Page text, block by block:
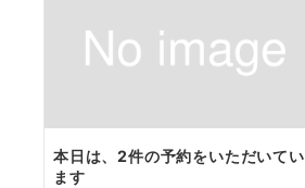
本日は、2件の予約をいただいてい
ます